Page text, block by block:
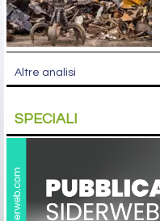
Altre analisi
SPECIALI